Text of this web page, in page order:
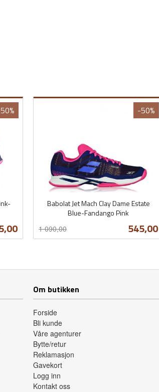
Babolat Jet Mach Clay Dame Estate
Blue-Fandango Pink
Tilbud
545,00
1 090,00
-50%
mva.
Om butikken
Forside
Bli kunde
Våre agenturer
Bytte/retur
Reklamasjon
Gavekort
Logg inn
Kontakt oss